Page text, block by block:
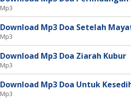
Mp3
Download Mp3 Doa Setelah
Mp3
Download Mp3 Doa Ziarah Kubur
Mp3
Download Mp3 Doa Untuk
Mp3